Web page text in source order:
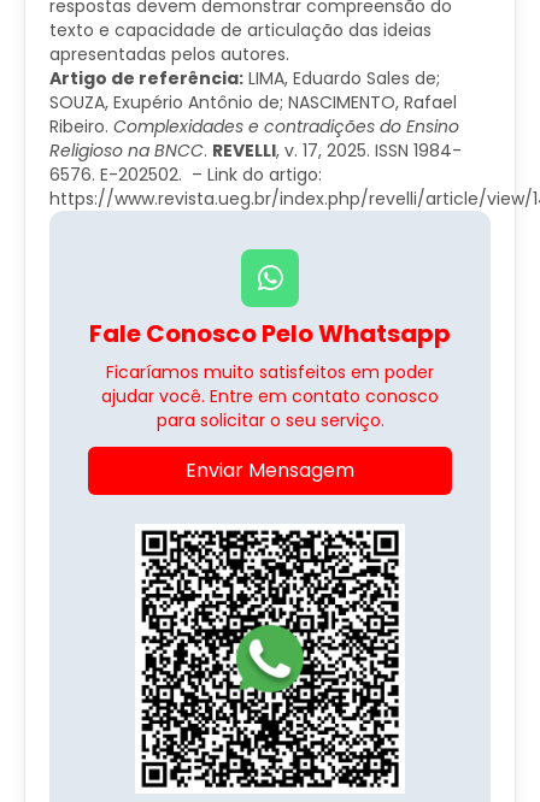
respostas devem demonstrar compreensão do
texto e capacidade de articulação das ideias
apresentadas pelos autores.
Artigo de referência: LIMA, Eduardo Sales de;
SOUZA, Exupério Antônio de; NASCIMENTO, Rafael
Ribeiro. Complexidades e contradições do Ensino
Religioso na BNCC. REVELLI, v. 17, 2025. ISSN 1984-
6576. E-202502. – Link do artigo:
https://www.revista.ueg.br/index.php/revelli/article/view/
Fale Conosco Pelo Whatsapp
Ficaríamos muito satisfeitos em poder
ajudar você. Entre em contato conosco
para solicitar o seu serviço.
Enviar Mensagem